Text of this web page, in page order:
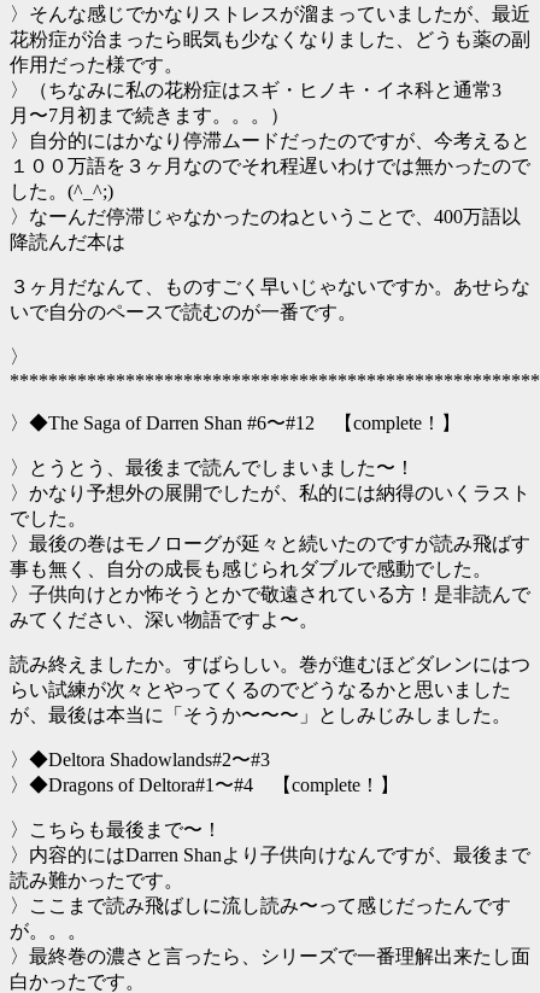
〉そんな感じでかなりストレスが溜まっていましたが、最近
花粉症が治まったら眠気も少なくなりました、どうも薬の副
作用だった様です。
〉（ちなみに私の花粉症はスギ・ヒノキ・イネ科と通常3
月〜7月初まで続きます。。。）
〉自分的にはかなり停滞ムードだったのですが、今考えると
１００万語を３ヶ月なのでそれ程遅いわけでは無かったので
した。(^_^;)
〉なーんだ停滞じゃなかったのねということで、400万語以
降読んだ本は
３ヶ月だなんて、ものすごく早いじゃないですか。あせらな
いで自分のペースで読むのが一番です。
〉
〉◆The Saga of Darren Shan #6〜#12 【complete！】
〉とうとう、最後まで読んでしまいました〜！
〉かなり予想外の展開でしたが、私的には納得のいくラスト
でした。
〉最後の巻はモノローグが延々と続いたのですが読み飛ばす
事も無く、自分の成長も感じられダブルで感動でした。
〉子供向けとか怖そうとかで敬遠されている方！是非読んで
みてください、深い物語ですよ〜。
読み終えましたか。すばらしい。巻が進むほどダレンにはつ
らい試練が次々とやってくるのでどうなるかと思いました
が、最後は本当に「そうか〜〜〜」としみじみしました。
〉◆Deltora Shadowlands#2〜#3
〉◆Dragons of Deltora#1〜#4 【complete！】
〉こちらも最後まで〜！
〉内容的にはDarren Shanより子供向けなんですが、最後まで
読み難かったです。
〉ここまで読み飛ばしに流し読み〜って感じだったんです
が。。。
〉最終巻の濃さと言ったら、シリーズで一番理解出来たし面
白かったです。